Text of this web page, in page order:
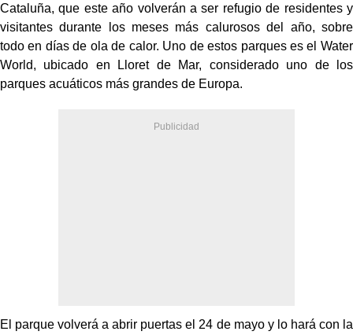
Cataluña, que este año volverán a ser refugio de residentes y
visitantes durante los meses más calurosos del año, sobre
todo en días de ola de calor. Uno de estos parques es el Water
World, ubicado en Lloret de Mar, considerado uno de los
parques acuáticos más grandes de Europa.
El parque volverá a abrir puertas el 24 de mayo y lo hará con la